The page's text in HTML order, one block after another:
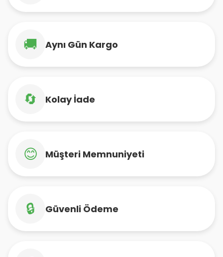
🚚 Aynı Gün Kargo
🔄 Kolay İade
😊 Müşteri Memnuniyeti
🔒 Güvenli Ödeme